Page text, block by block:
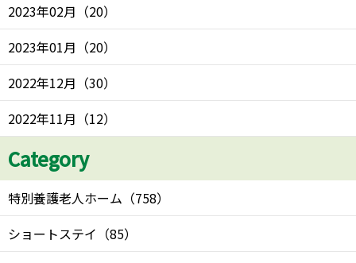
2023年02月 （20）
2023年01月 （20）
2022年12月 （30）
2022年11月 （12）
Category
特別養護老人ホーム （758）
ショートステイ （85）